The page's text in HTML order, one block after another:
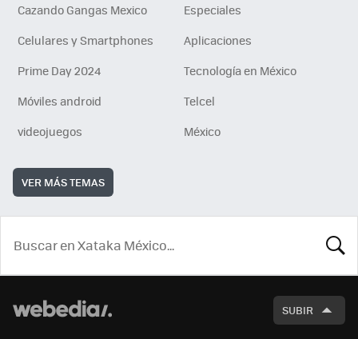
Cazando Gangas Mexico
Especiales
Celulares y Smartphones
Aplicaciones
Prime Day 2024
Tecnología en México
Móviles android
Telcel
videojuegos
México
VER MÁS TEMAS
SUBIR